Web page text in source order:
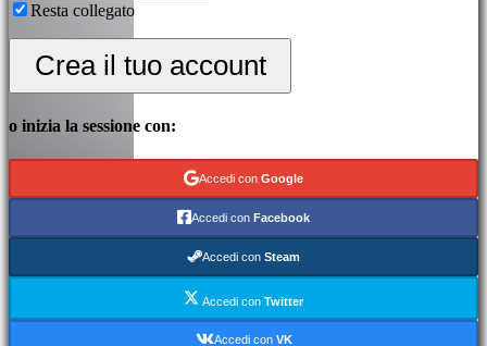
Resta collegato
Crea il tuo account
o inizia la sessione con:
Accedi con Google
Accedi con Facebook
Accedi con Steam
Accedi conTwitter
Accedi con VK